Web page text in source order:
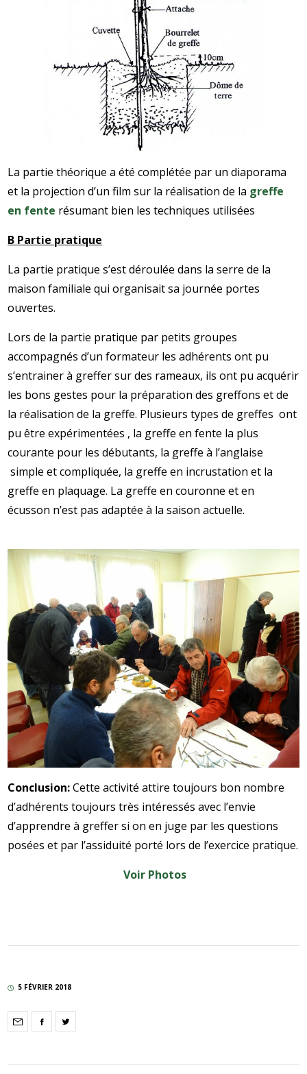
La partie théorique a été complétée par un diaporama
et la projection d’un film sur la réalisation de la greffe
en fente résumant bien les techniques utilisées
B Partie pratique
La partie pratique s’est déroulée dans la serre de la
maison familiale qui organisait sa journée portes
ouvertes.
Lors de la partie pratique par petits groupes
accompagnés d’un formateur les adhérents ont pu
s’entrainer à greffer sur des rameaux, ils ont pu acquérir
les bons gestes pour la préparation des greffons et de
la réalisation de la greffe. Plusieurs types de greffes ont
pu être expérimentées , la greffe en fente la plus
courante pour les débutants, la greffe à l’anglaise
simple et compliquée, la greffe en incrustation et la
greffe en plaquage. La greffe en couronne et en
écusson n’est pas adaptée à la saison actuelle.
Conclusion:Cette activité attire toujours bon nombre
d’adhérents toujours très intéressés avec l’envie
d’apprendre à greffer si on en juge par les questions
posées et par l’assiduité porté lors de l’exercice pratique.
Voir Photos
5 FÉVRIER 2018